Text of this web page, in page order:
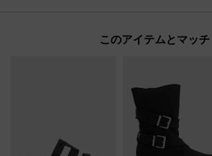
このアイテムとマッチ